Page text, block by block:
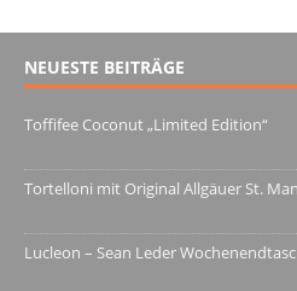
NEUESTE BEITRÄGE
Toffifee Coconut „Limited Edition“
Tortelloni mit Original Allgäuer St.
Lucleon – Sean Leder